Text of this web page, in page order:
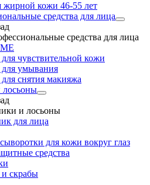
жирной кожи 46-55 лет
средства для лица
средства для лица
чувствительной кожи
для умывания
снятия макияжа
и лосьоны
для лица
для кожи вокруг глаз
средства
скрабы